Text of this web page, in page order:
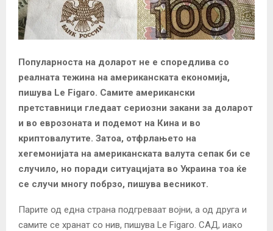
Популарноста на доларот не е споредлива со
реалната тежина на американската економија,
пишува Le Figaro. Самите американски
претставници гледаат сериозни закани за доларот
и во еврозоната и подемот на Кина и во
криптовалутите. Затоа, отфрлањето на
хегемонијата на американската валута сепак би се
случило, но поради ситуацијата во Украина тоа ќе
се случи многу побрзо, пишува весникот.
Парите од една страна подгреваат војни, а од друга и
самите се хранат со нив, пишува Le Figaro. САД, иако